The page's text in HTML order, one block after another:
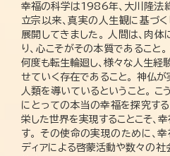
幸福の科学は1986年、大川隆法
立宗以来、真実の人生観に基づく
展開してきました。 人間は、肉
り、心こそがその本質であること
何度も転生輪廻し、様々な人生経
せていく存在であること。 神仏が
人類を導いているということ。 こ
にとっての本当の幸福を探究す
栄した世界を実現することこそ、
す。 その使命の実現のために、
ディアによる啓蒙活動や数々の社